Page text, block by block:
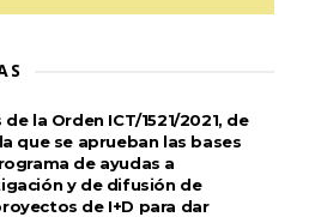
la Orden ICT/1521/2021, de
que se aprueban las bases
de ayudas a
y de difusión de
de I+D para dar